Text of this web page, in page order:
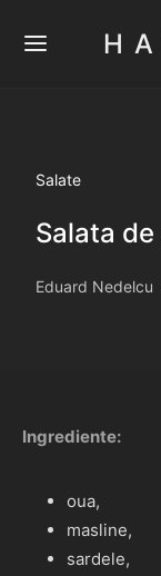
Salate
Salata
Eduard Nedelcu
Ingrediente:
oua,
masline,
sardele,